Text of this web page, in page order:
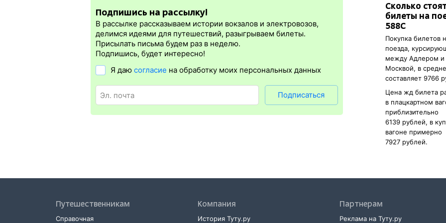
Электронная регистрацияпроизводится Электронная регистрация— это
которая упрощает жизнь пассажиру. Её бонус в том, что не требуется ехать на вокзал и покупать ж/д
бланке.Электронная регистрациядоступна почти для всех заказов,
дорог СНГ. Для посадки в поезд будет нужен оригинал удостоверения личности, указанный в электронном
билете. А в случае отсутствия электронной регистрации еще и распечатка посадочного купона.
Подпишись на рассылку!
В рассылке рассказываем истории вокзалов и электровозов,
делимся идеями для путешествий, разыгрываем билеты.
Присылать письма будем раз в неделю.
Подпишись, будет интересно!
Я даю согласие на обработку моих персональных данных
Подписаться
Сколько
билеты на
588С
Покупка билетов
поезда,
между Адлером и
Москвой, в
составляет 9766
Цена жд билета
в плацкартном
приблизительно
6139 рублей, в
вагоне примерно
7927 рублей.
Путешественникам
Справочная
Компания
История Туту.ру
Партнерам
Реклама на Туту.ру